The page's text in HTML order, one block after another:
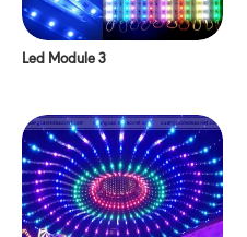
Led Module 3